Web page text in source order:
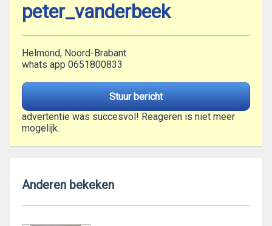
peter_vanderbeek
Helmond, Noord-Brabant
whats app 0651800833
Stuur bericht
advertentie was succesvol! Reageren is niet meer
mogelijk.
Anderen bekeken